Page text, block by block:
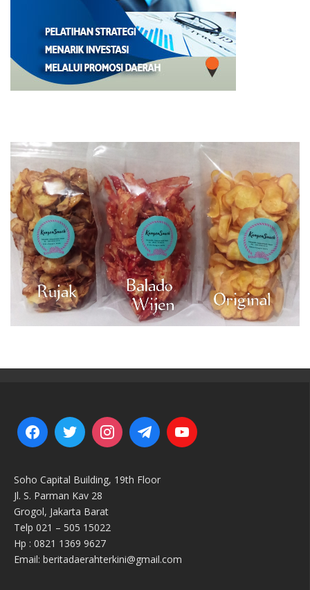
Soho Capital Building, 19th Floor
Jl. S. Parman Kav 28
Grogol, Jakarta Barat
Telp 021 – 505 15022
Hp : 0821 1369 9627
Email: beritadaerahterkini@gmail.com